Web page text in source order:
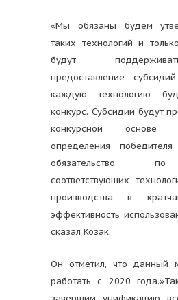
«Мы обязаны будем
таких технологий и
будут
предоставление
каждую технологию
конкурс. Субсидии будут
конкурсной основе
определения
обязательство
соответствующих
производства в
эффективность
сказал Козак.
Он отметил, что данный
работать с 2020